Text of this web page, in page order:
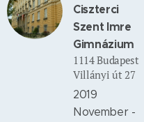
Ciszterci
Szent Imre
Gimnázium
1114 Budapest
Villányi út 27
2019
November -